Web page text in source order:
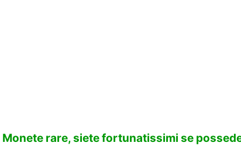
Monete rare, siete fortunatissimi se